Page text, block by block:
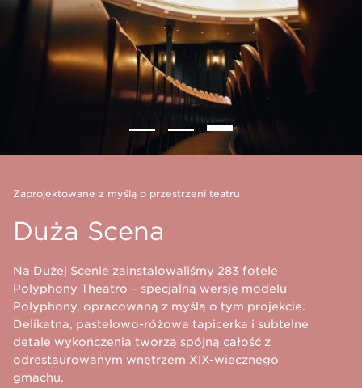
Zaprojektowane z myślą o przestrzeni teatru
Duża Scena
Na Dużej Scenie zainstalowaliśmy 283 fotele
Polyphony Theatro – specjalną wersję modelu
Polyphony, opracowaną z myślą o tym projekcie.
Delikatna, pastelowo-różowa tapicerka i subtelne
detale wykończenia tworzą spójną całość z
odrestaurowanym wnętrzem XIX-wiecznego
gmachu.